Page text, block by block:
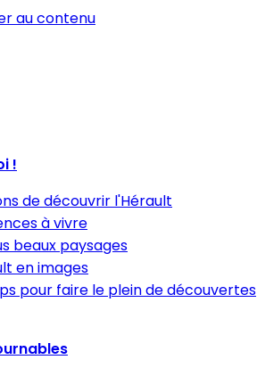
au contenu
!
de découvrir l'Hérault
à vivre
beaux paysages
en images
pour faire le plein de découvertes